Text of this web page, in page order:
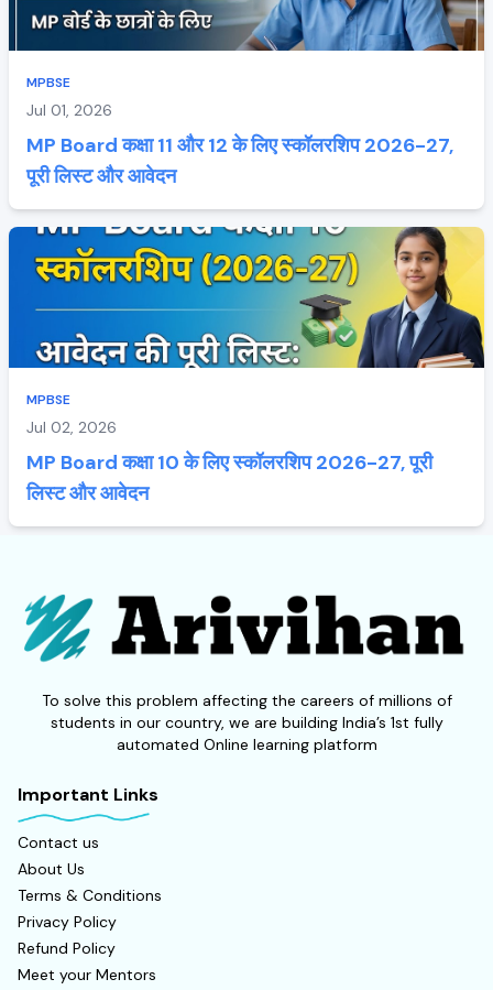
MPBSE
Jul 01, 2026
MP Board कक्षा 11 और 12 के लिए स्कॉलरशिप 2026-27,
पूरी लिस्ट और आवेदन
MPBSE
Jul 02, 2026
MP Board कक्षा 10 के लिए स्कॉलरशिप 2026-27, पूरी
लिस्ट और आवेदन
To solve this problem affecting the careers of millions of
students in our country, we are building India’s 1st fully
automated Online learning platform
Important Links
Contact us
About Us
Terms & Conditions
Privacy Policy
Refund Policy
Meet your Mentors